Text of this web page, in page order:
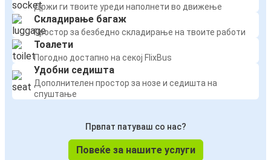
Држи ги твоите уреди наполнети во движење
Складирање багаж
Простор за безбедно складирање на твоите работи
Тоалети
Погодно достапно на секој FlixBus
Удобни седишта
Дополнителен простор за нозе и седишта на
спуштање
Првпат патуваш со нас?
Повеќе за нашите услуги